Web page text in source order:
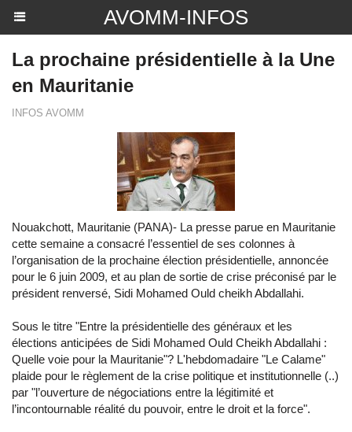
AVOMM-INFOS
La prochaine présidentielle à la Une
en Mauritanie
INFOS AVOMM
Nouakchott, Mauritanie (PANA)- La presse parue en Mauritanie
cette semaine a consacré l’essentiel de ses colonnes à
l’organisation de la prochaine élection présidentielle, annoncée
pour le 6 juin 2009, et au plan de sortie de crise préconisé par le
président renversé, Sidi Mohamed Ould cheikh Abdallahi.
Sous le titre "Entre la présidentielle des généraux et les
élections anticipées de Sidi Mohamed Ould Cheikh Abdallahi :
Quelle voie pour la Mauritanie"? L'hebdomadaire "Le Calame"
plaide pour le règlement de la crise politique et institutionnelle (..)
par "l’ouverture de négociations entre la légitimité et
l’incontournable réalité du pouvoir, entre le droit et la force".